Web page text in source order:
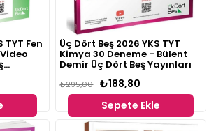
TYT Fen Üç Dört Beş 2026 YKS TYT
Kimya 30 Deneme - Bülent
Demir Üç Dört Beş Yayınları
₺188,80
₺295,00
Sepete Ekle